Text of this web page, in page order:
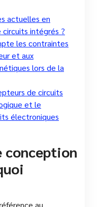
actuelles en
intégrés ?
les contraintes
et aux
lors de la
de circuits
et le
électroniques
conception
au